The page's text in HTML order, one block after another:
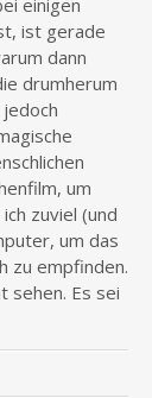
einigen
ist gerade
dann
drumherum
um
zuviel (und
um das
zu empfinden.
sehen. Es sei